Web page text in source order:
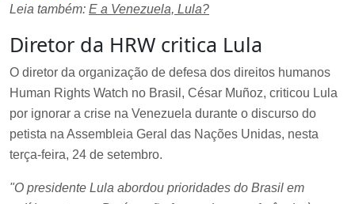
Leia também: E a Venezuela, Lula?
Diretor da HRW critica Lula
O diretor da organização de defesa dos direitos humanos
Human Rights Watch no Brasil, César Muñoz, criticou Lula
por ignorar a crise na Venezuela durante o discurso do
petista na Assembleia Geral das Nações Unidas, nesta
terça-feira, 24 de setembro.
"O presidente Lula abordou prioridades do Brasil em